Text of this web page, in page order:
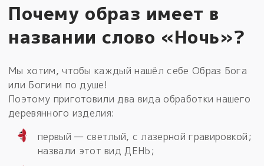
Почему образ имеет в
названии слово «Ночь»?
Мы хотим, чтобы каждый нашёл себе Образ Бога
или Богини по душе!
Поэтому приготовили два вида обработки нашего
деревянного изделия:
первый — светлый, с лазерной гравировкой;
назвали этот вид ДЕНЬ;